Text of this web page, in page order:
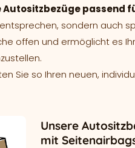
passend
sondern auch
offen und ermöglicht es
Sie so Ihren neuen,
Unsere
mit